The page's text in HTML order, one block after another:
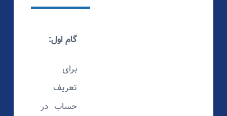
گام اول:
برای
تعریف
حساب در